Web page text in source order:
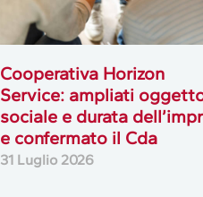
Cooperativa Horizon
Service: ampliati
sociale e durata
e confermato il Cda
31 Luglio 2026